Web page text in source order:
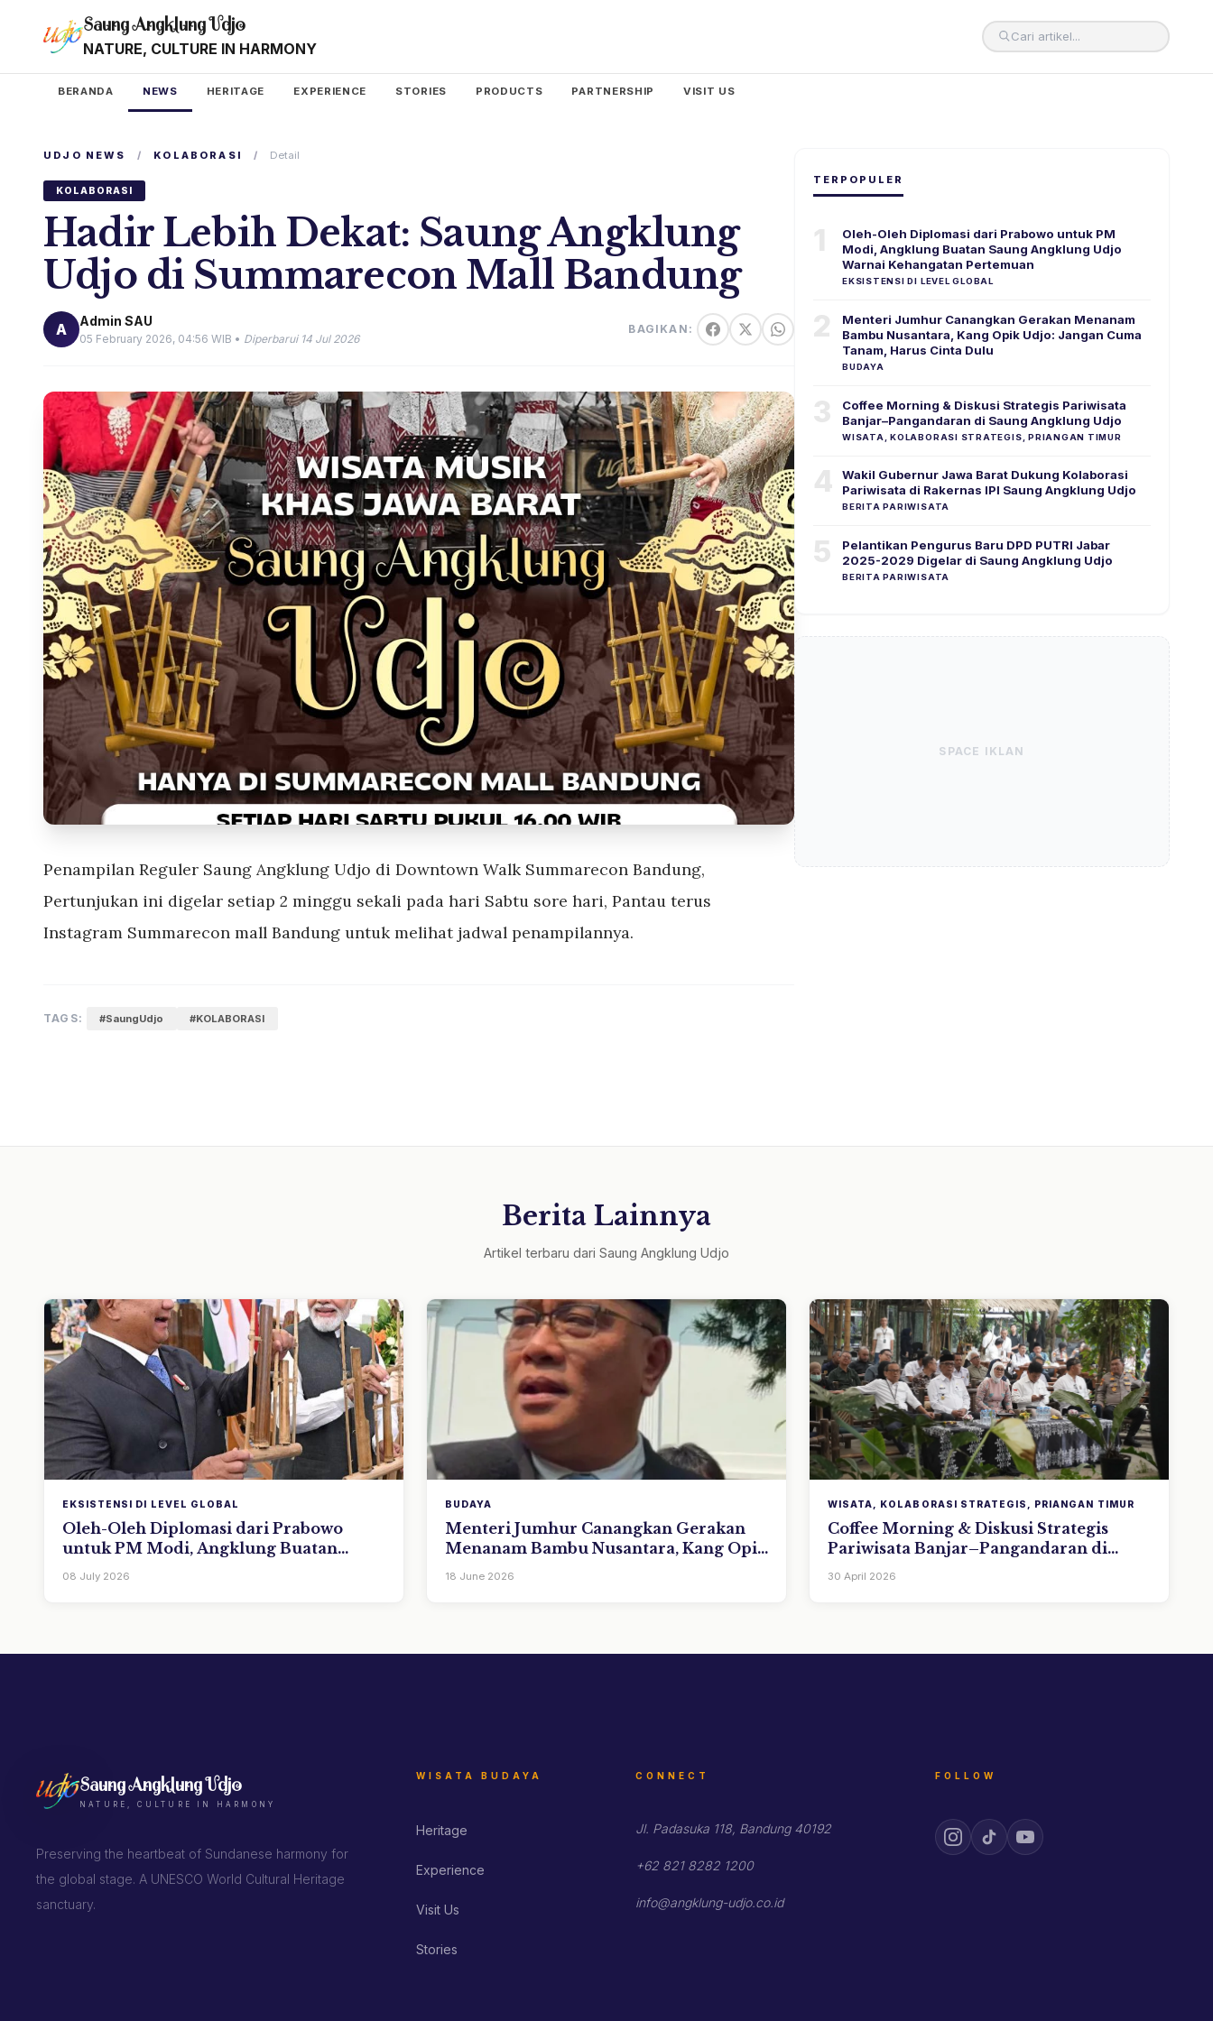
Saung Angklung Udjo
NATURE, CULTURE IN HARMONY
BERANDA NEWS HERITAGE EXPERIENCE STORIES PRODUCTS PARTNERSHIP VISIT US
UDJO NEWS / KOLABORASI / Detail
KOLABORASI
Hadir Lebih Dekat: Saung Angklung
Udjo di Summarecon Mall Bandung
A Admin SAU
05 February 2026, 04:56 WIB • Diperbarui 14 Jul 2026
BAGIKAN:
Penampilan Reguler Saung Angklung Udjo di Downtown Walk Summarecon Bandung,
Pertunjukan ini digelar setiap 2 minggu sekali pada hari Sabtu sore hari, Pantau terus
Instagram Summarecon mall Bandung untuk melihat jadwal penampilannya.
TAGS: #SaungUdjo #KOLABORASI
TERPOPULER
Oleh-Oleh Diplomasi dari Prabowo untuk PM
Modi, Angklung Buatan Saung Angklung Udjo
Warnai Kehangatan Pertemuan
EKSISTENSI DI LEVEL GLOBAL
Menteri Jumhur Canangkan Gerakan Menanam
Bambu Nusantara, Kang Opik Udjo: Jangan Cuma
Tanam, Harus Cinta Dulu
BUDAYA
Coffee Morning & Diskusi Strategis Pariwisata
Banjar–Pangandaran di Saung Angklung Udjo
WISATA, KOLABORASI STRATEGIS, PRIANGAN TIMUR
Wakil Gubernur Jawa Barat Dukung Kolaborasi
Pariwisata di Rakernas IPI Saung Angklung Udjo
BERITA PARIWISATA
Pelantikan Pengurus Baru DPD PUTRI Jabar
2025-2029 Digelar di Saung Angklung Udjo
BERITA PARIWISATA
SPACE IKLAN
Berita Lainnya
Artikel terbaru dari Saung Angklung Udjo
EKSISTENSI DI LEVEL GLOBAL
Oleh-Oleh Diplomasi dari Prabowo
untuk PM Modi, Angklung Buatan
Kehangatan Pertemuan
08 July 2026
BUDAYA
Menteri Jumhur Canangkan Gerakan
Menanam Bambu Nusantara, Kang Opik
18 June 2026
WISATA, KOLABORASI STRATEGIS, PRIANGAN TIMUR
Coffee Morning & Diskusi Strategis
Pariwisata Banjar–Pangandaran di
30 April 2026
Saung Angklung Udjo
NATURE, CULTURE IN HARMONY
Preserving the heartbeat of Sundanese harmony for
the global stage. A UNESCO World Cultural Heritage
sanctuary.
WISATA BUDAYA
Heritage
Experience
Visit Us
Stories
CONNECT
Jl. Padasuka 118, Bandung 40192
+62 821 8282 1200
info@angklung-udjo.co.id
FOLLOW